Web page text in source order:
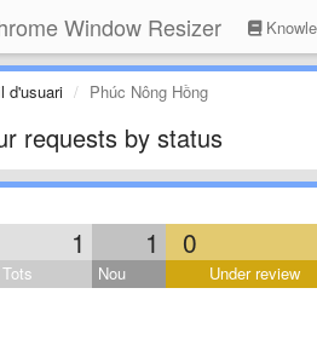
Window Resizer
d'usuari Phúc Nông Hồng
requests by status
1 1 0
Tots Nou Under review